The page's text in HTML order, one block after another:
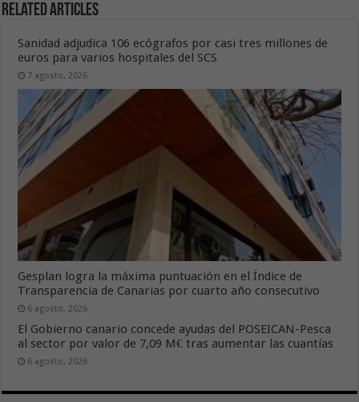
Related Articles
Sanidad adjudica 106 ecógrafos por casi tres millones de
euros para varios hospitales del SCS
7 agosto, 2026
Gesplan logra la máxima puntuación en el Índice de
Transparencia de Canarias por cuarto año consecutivo
6 agosto, 2026
El Gobierno canario concede ayudas del POSEICAN-Pesca
al sector por valor de 7,09 M€ tras aumentar las cuantías
6 agosto, 2026